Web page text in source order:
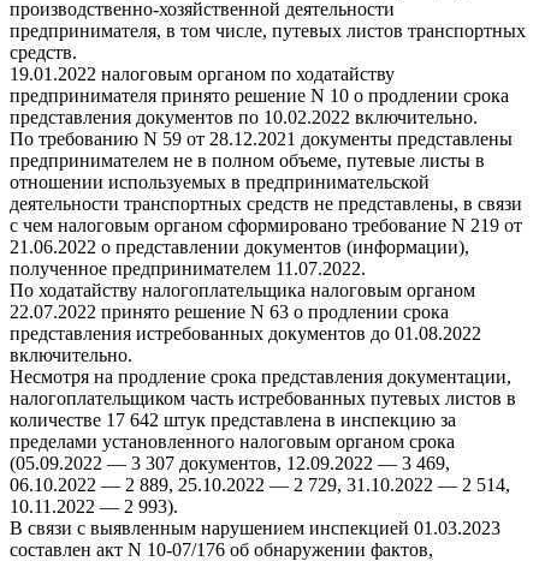
производственно-хозяйственной деятельности
предпринимателя, в том числе, путевых листов транспортных
средств.
19.01.2022 налоговым органом по ходатайству
предпринимателя принято решение N 10 о продлении срока
представления документов по 10.02.2022 включительно.
По требованию N 59 от 28.12.2021 документы представлены
предпринимателем не в полном объеме, путевые листы в
отношении используемых в предпринимательской
деятельности транспортных средств не представлены, в связи
с чем налоговым органом сформировано требование N 219 от
21.06.2022 о представлении документов (информации),
полученное предпринимателем 11.07.2022.
По ходатайству налогоплательщика налоговым органом
22.07.2022 принято решение N 63 о продлении срока
представления истребованных документов до 01.08.2022
включительно.
Несмотря на продление срока представления документации,
налогоплательщиком часть истребованных путевых листов в
количестве 17 642 штук представлена в инспекцию за
пределами установленного налоговым органом срока
(05.09.2022 — 3 307 документов, 12.09.2022 — 3 469,
06.10.2022 — 2 889, 25.10.2022 — 2 729, 31.10.2022 — 2 514,
10.11.2022 — 2 993).
В связи с выявленным нарушением инспекцией 01.03.2023
составлен акт N 10-07/176 об обнаружении фактов,